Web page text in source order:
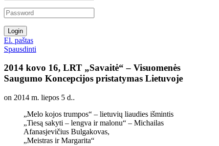
El. paštas
Spausdinti
2014 kovo 16, LRT „Savaitė“ – Visuomenės
Saugumo Koncepcijos pristatymas Lietuvoje
on 2014 m. liepos 5 d..
„Melo kojos trumpos“ – lietuvių liaudies išmintis
„Tiesą sakyti – lengva ir malonu“ – Michailas
Afanasjevičius Bulgakovas,
„Meistras ir Margarita“